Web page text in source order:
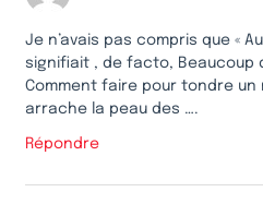
Je n’avais pas compris que «
signifiait , de facto, Beaucoup
Comment faire pour tondre un
arrache la peau des ….
Répondre